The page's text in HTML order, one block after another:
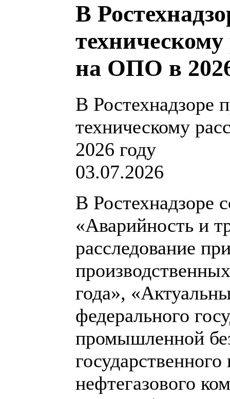
В
на ОПО в
В Ростехнадзоре
техническому
2026 году
03.07.2026
В Ростехнадзоре
«Аварийность и
расследование
года»,
федерального
промышленной
нефтегазового